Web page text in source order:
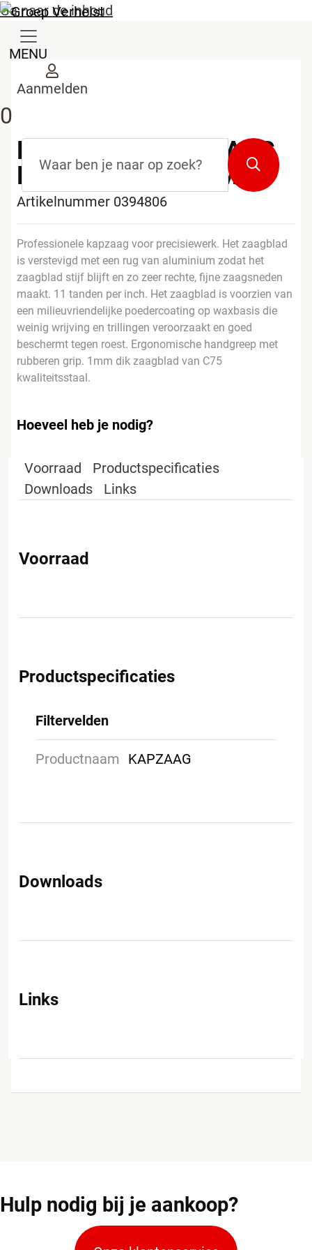
Ga naar de inhoud
MENU
Aanmelden
0
Zoeken
HULTAFORS KAPZAAG
HBX-14-11-T 350MM
Artikelnummer 0394806
Professionele kapzaag voor precisiewerk. Het zaagblad
is verstevigd met een rug van aluminium zodat het
zaagblad stijf blijft en zo zeer rechte, fijne zaagsneden
maakt. 11 tanden per inch. Het zaagblad is voorzien van
een milieuvriendelijke poedercoating op waxbasis die
weinig wrijving en trillingen veroorzaakt en goed
beschermt tegen roest. Ergonomische handgreep met
rubberen grip. 1mm dik zaagblad van C75
kwaliteitsstaal.
Hoeveel heb je nodig?
Voorraad
Productspecificaties
Downloads
Links
Voorraad
Productspecificaties
Filtervelden
Productnaam KAPZAAG
Downloads
Links
Hulp nodig bij je aankoop?